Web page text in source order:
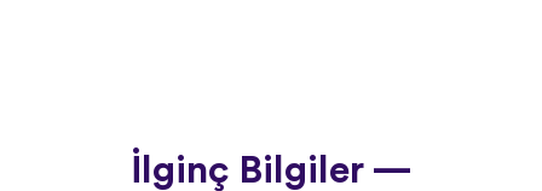
İlginç Bilgiler —